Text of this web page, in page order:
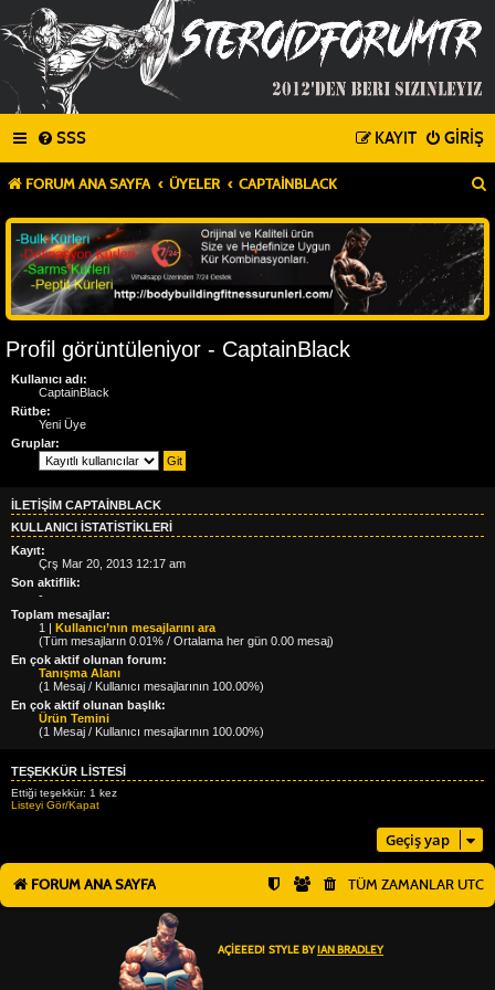
SSS GIRIŞ
KAYIT
FORUM ANA SAYFA ÜYELER CAPTAINBLACK
Profil görüntüleniyor - CaptainBlack
Kullanıcı adı:
CaptainBlack
Rütbe:
Yeni Üye
Gruplar:
İLETIŞIM CAPTAINBLACK
KULLANICI ISTATISTIKLERI
Kayıt:
Çrş Mar 20, 2013 12:17 am
Son aktiflik:
-
Toplam mesajlar:
1 | Kullanıcı’nın mesajlarını ara
(Tüm mesajların 0.01% / Ortalama her gün 0.00 mesaj)
En çok aktif olunan forum:
Tanışma Alanı
(1 Mesaj / Kullanıcı mesajlarının 100.00%)
En çok aktif olunan başlık:
Ürün Temini
(1 Mesaj / Kullanıcı mesajlarının 100.00%)
TEŞEKKÜR LISTESI
Ettiği teşekkür: 1 kez
Listeyi Gör/Kapat
Geçiş yap
FORUM ANA SAYFA TÜM ZAMANLAR UTC
AÇIEEED! STYLE BY IAN BRADLEY